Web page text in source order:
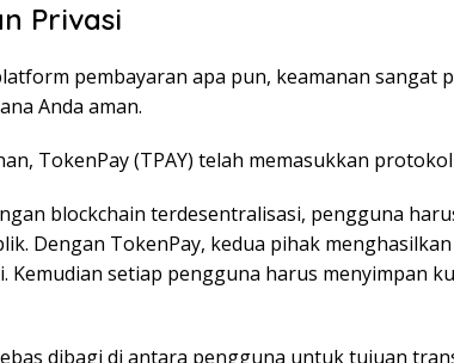
Privasi
pembayaran apa pun, keamanan sangat
Anda aman.
TokenPay (TPAY) telah memasukkan protokol
blockchain terdesentralisasi, pengguna
Dengan TokenPay, kedua pihak
Kemudian setiap pengguna harus menyimpan
dibagi di antara pengguna untuk tujuan